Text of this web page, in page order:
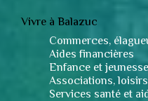
Vivre à Balazuc
Commerces,
Aides financières
Enfance et jeunesse
Associations,
Services santé et